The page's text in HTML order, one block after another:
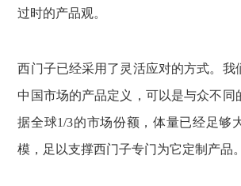
过时的产品观。
西门子已经采用了灵活应对的方式。我
中国市场的产品定义，可以是与众不同
据全球1/3的市场份额，体量已经足够
模，足以支撑西门子专门为它定制产品。